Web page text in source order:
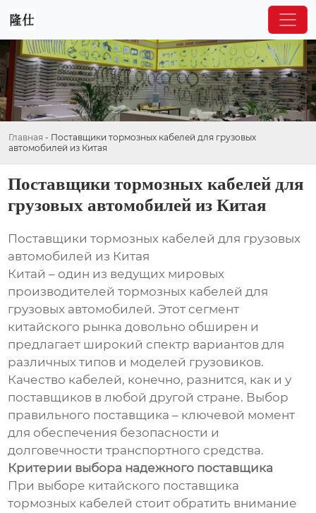
Главная - Поставщики тормозных кабелей для грузовых
автомобилей из Китая
Поставщики тормозных кабелей для
грузовых автомобилей из Китая
Поставщики тормозных кабелей для грузовых
автомобилей из Китая
Китай – один из ведущих мировых
производителей тормозных кабелей для
грузовых автомобилей. Этот сегмент
китайского рынка довольно обширен и
предлагает широкий спектр вариантов для
различных типов и моделей грузовиков.
Качество кабелей, конечно, разнится, как и у
поставщиков в любой другой стране. Выбор
правильного поставщика – ключевой момент
для обеспечения безопасности и
долговечности транспортного средства.
Критерии выбора надежного поставщика
При выборе китайского поставщика
тормозных кабелей стоит обратить внимание